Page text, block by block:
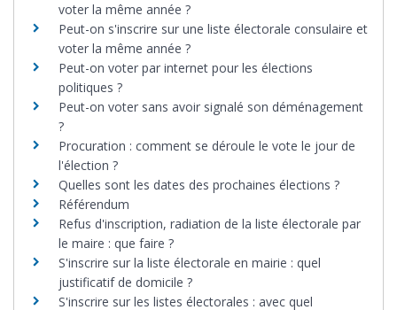
voter la même année ?
Peut-on s'inscrire sur une liste électorale consulaire et
voter la même année ?
Peut-on voter par internet pour les élections
politiques ?
Peut-on voter sans avoir signalé son déménagement
?
Procuration : comment se déroule le vote le jour de
l'élection ?
Quelles sont les dates des prochaines élections ?
Référendum
Refus d'inscription, radiation de la liste électorale par
le maire : que faire ?
S'inscrire sur la liste électorale en mairie : quel
justificatif de domicile ?
S'inscrire sur les listes électorales : avec quel